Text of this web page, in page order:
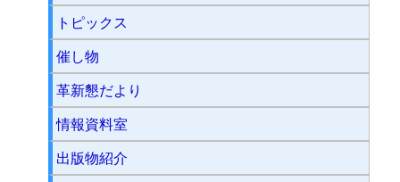
トピックス
催し物
革新懇だより
情報資料室
出版物紹介